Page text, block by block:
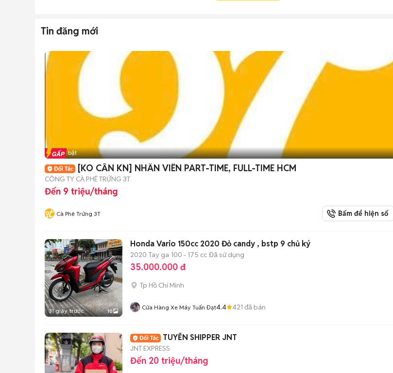
Tin đăng mới
Tin nổi bật
[KO CẦN KN] NHÂN VIÊN PART-TIME, FULL-TIME HCM
CÔNG TY CÀ PHÊ TRỨNG 3T
Đến 9 triệu/tháng
Cà Phê Trứng 3T Bấm để hiện số
31 giây trước 10
Honda Vario 150cc 2020 Đỏ candy , bstp 9 chủ ký
2020 Tay ga 100 - 175 cc Đã sử dụng
35.000.000 đ
Tp Hồ Chí Minh
Cửa Hàng Xe Máy Tuấn Đạt4.4 421 đã bán
TUYỂN SHIPPER JNT
JNT EXPRESS
Đến 20 triệu/tháng